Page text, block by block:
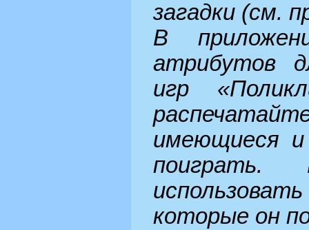
загадки (см.
В
атрибутов
игр
имеющиеся и
поиграть.
которые он